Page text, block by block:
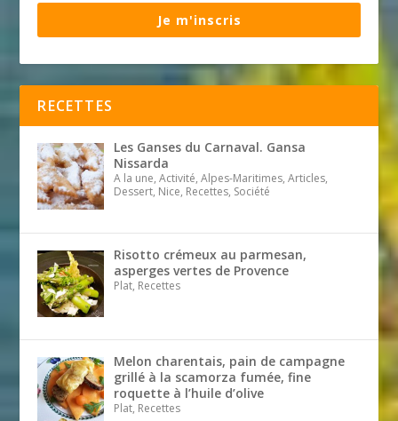
Je m'inscris
RECETTES
Les Ganses du Carnaval. Gansa
Nissarda
A la une, Activité, Alpes-Maritimes, Articles,
Dessert, Nice, Recettes, Société
Risotto crémeux au parmesan,
asperges vertes de Provence
Plat, Recettes
Melon charentais, pain de campagne
grillé à la scamorza fumée, fine
roquette à l’huile d’olive
Plat, Recettes